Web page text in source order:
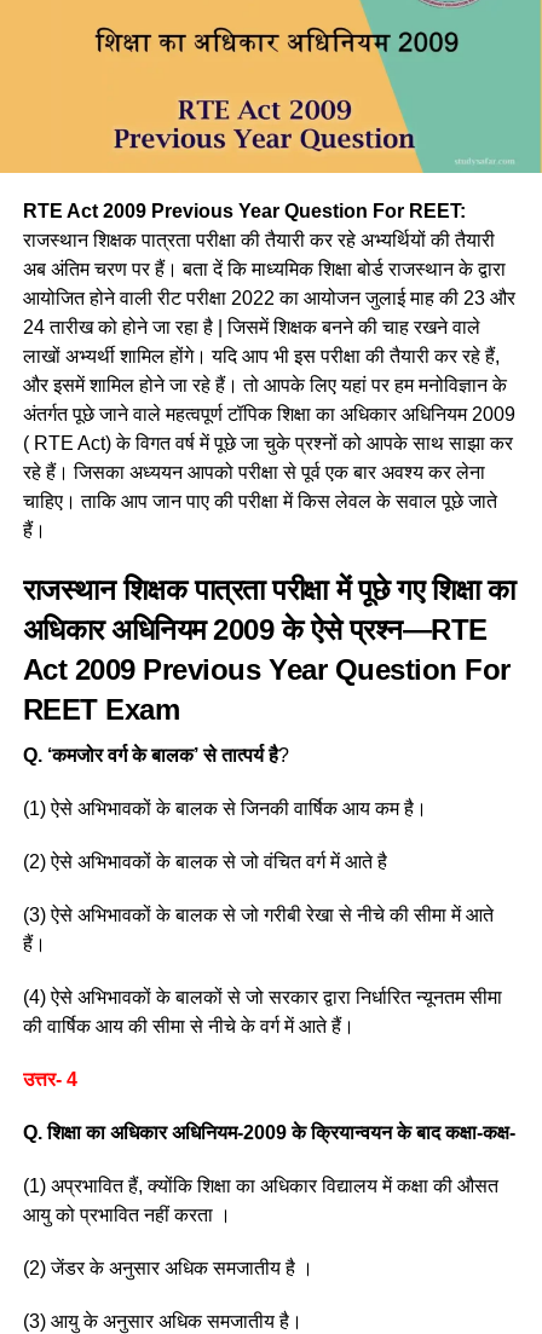
RTE Act 2009 Previous Year Question For REET:
राजस्थान शिक्षक पात्रता परीक्षा की तैयारी कर रहे अभ्यर्थियों की तैयारी
अब अंतिम चरण पर हैं। बता दें कि माध्यमिक शिक्षा बोर्ड राजस्थान के द्वारा
आयोजित होने वाली रीट परीक्षा 2022 का आयोजन जुलाई माह की 23 और
24 तारीख को होने जा रहा है | जिसमें शिक्षक बनने की चाह रखने वाले
लाखों अभ्यर्थी शामिल होंगे। यदि आप भी इस परीक्षा की तैयारी कर रहे हैं,
और इसमें शामिल होने जा रहे हैं। तो आपके लिए यहां पर हम मनोविज्ञान के
अंतर्गत पूछे जाने वाले महत्वपूर्ण टॉपिक शिक्षा का अधिकार अधिनियम 2009
( RTE Act) के विगत वर्ष में पूछे जा चुके प्रश्नों को आपके साथ साझा कर
रहे हैं। जिसका अध्ययन आपको परीक्षा से पूर्व एक बार अवश्य कर लेना
चाहिए। ताकि आप जान पाए की परीक्षा में किस लेवल के सवाल पूछे जाते
हैं।
राजस्थान शिक्षक पात्रता परीक्षा में पूछे गए शिक्षा का
अधिकार अधिनियम 2009 के ऐसे प्रश्न—RTE
Act 2009 Previous Year Question For
REET Exam
Q. ‘कमजोर वर्ग के बालक’ से तात्पर्य है?
(1) ऐसे अभिभावकों के बालक से जिनकी वार्षिक आय कम है।
(2) ऐसे अभिभावकों के बालक से जो वंचित वर्ग में आते है
(3) ऐसे अभिभावकों के बालक से जो गरीबी रेखा से नीचे की सीमा में आते
हैं।
(4) ऐसे अभिभावकों के बालकों से जो सरकार द्वारा निर्धारित न्यूनतम सीमा
की वार्षिक आय की सीमा से नीचे के वर्ग में आते हैं।
उत्तर- 4
Q. शिक्षा का अधिकार अधिनियम-2009 के क्रियान्वयन के बाद कक्षा-कक्ष-
(1) अप्रभावित हैं, क्योंकि शिक्षा का अधिकार विद्यालय में कक्षा की औसत
आयु को प्रभावित नहीं करता ।
(2) जेंडर के अनुसार अधिक समजातीय है ।
(3) आयु के अनुसार अधिक समजातीय है।